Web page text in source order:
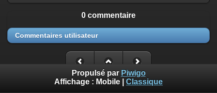
0 commentaire
Commentaires utilisateur
Propulsé par Piwigo
Affichage : Mobile Classique